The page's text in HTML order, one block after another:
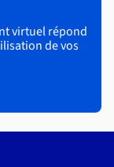
virtuel répond
de vos